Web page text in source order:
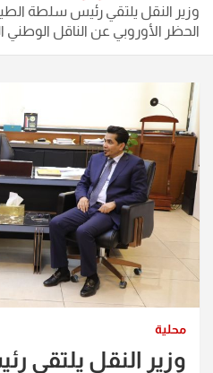
وزير النقل يلتقي رئيس سلطة
الحظر الأوروبي عن الناقل الوطني
محلية
وزير النقل يلتقي